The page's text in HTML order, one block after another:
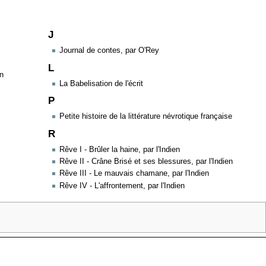
J
Journal de contes, par O'Rey
L
La Babelisation de l'écrit
P
Petite histoire de la littérature névrotique française
R
Rêve I - Brûler la haine, par l'Indien
Rêve II - Crâne Brisé et ses blessures, par l'Indien
Rêve III - Le mauvais chamane, par l'Indien
Rêve IV - L'affrontement, par l'Indien